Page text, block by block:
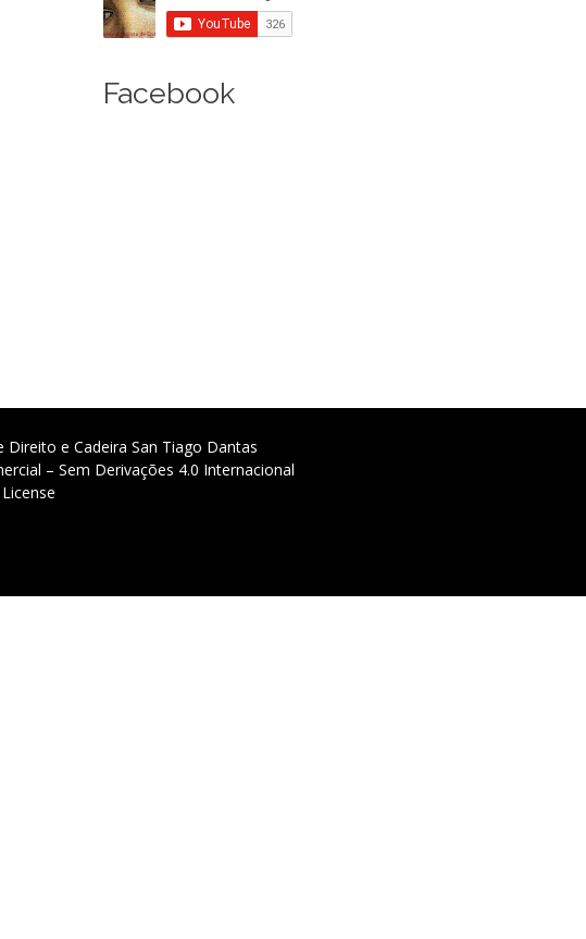
Facebook
e Cadeira San Tiago Dantas
– Sem Derivações 4.0 Internacional